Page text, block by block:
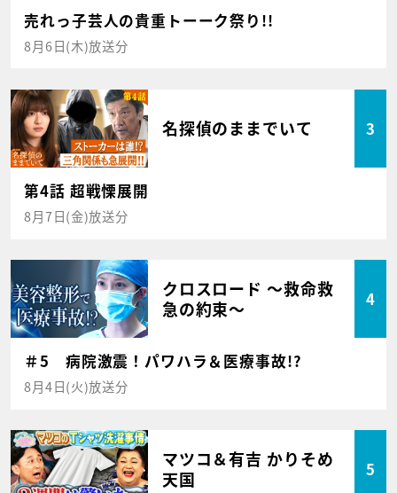
売れっ子芸人の貴重トーーク祭り!!
8月6日(木)放送分
名探偵のままでいて 3
第4話 超戦慄展開
8月7日(金)放送分
クロスロード ～救命救
急の約束～
4
＃5 病院激震！パワハラ＆医療事故!?
8月4日(火)放送分
マツコ＆有吉 かりそめ
天国
5